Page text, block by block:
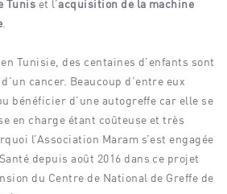
Tunis et l’acquisition de la machine
Tunisie, des centaines d’enfants sont
cancer. Beaucoup d’entre eux
bénéficier d’une autogreffe car elle se
en charge étant coûteuse et très
l’Association Maram s’est engagée
depuis août 2016 dans ce projet
du Centre de National de Greffe de